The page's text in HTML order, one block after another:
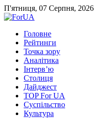
П'ятниця, 07 Серпня, 2026
Головне
Рейтинги
Точка зору
Аналітика
Інтерв’ю
Столиця
Дайджест
TOP For UA
Суспiльство
Культура